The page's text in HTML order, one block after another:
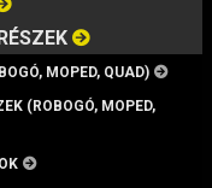
MOPED, QUAD)
(ROBOGÓ, MOPED,